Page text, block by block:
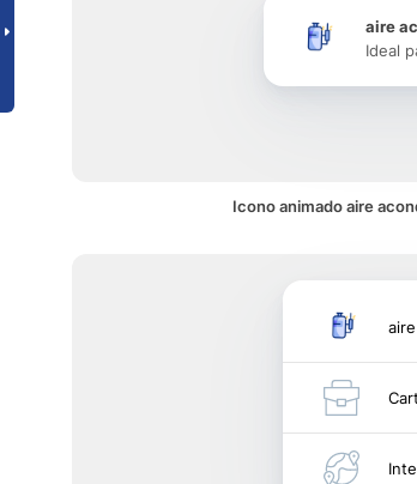
aire
Ideal
Icono animado aire